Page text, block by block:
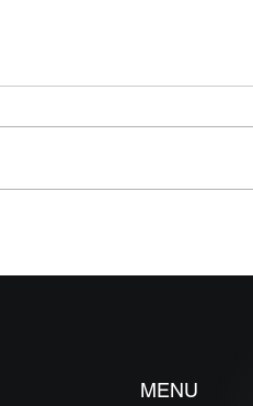
INCENTIVADAS EM MAIO
MENU